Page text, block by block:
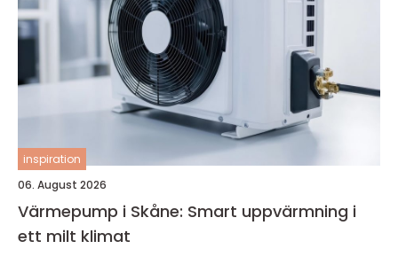
inspiration
06. August 2026
Värmepump i Skåne: Smart uppvärmning i
ett milt klimat